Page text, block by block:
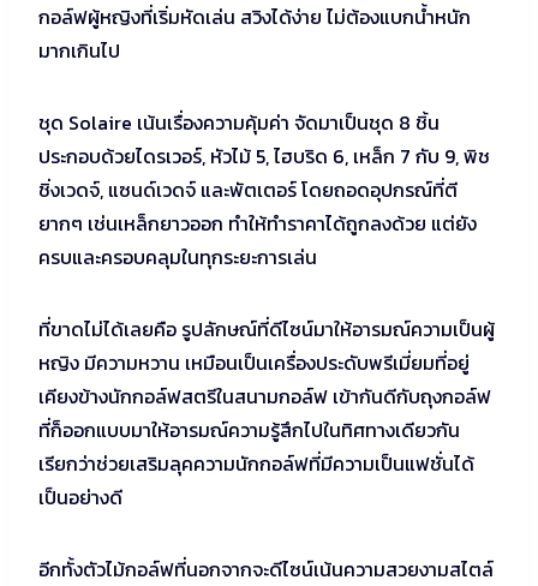
กอล์ฟผู้หญิงที่เริ่มหัดเล่น สวิงได้ง่าย ไม่ต้องแบกน้ำหนัก
มากเกินไป
ชุด Solaire เน้นเรื่องความคุ้มค่า จัดมาเป็นชุด 8 ชิ้น
ประกอบด้วยไดรเวอร์, หัวไม้ 5, ไฮบริด 6, เหล็ก 7 กับ 9, พิช
ชิ่งเวดจ์, แซนด์เวดจ์ และพัตเตอร์ โดยถอดอุปกรณ์ที่ตี
ยากๆ เช่นเหล็กยาวออก ทำให้ทำราคาได้ถูกลงด้วย แต่ยัง
ครบและครอบคลุมในทุกระยะการเล่น
ที่ขาดไม่ได้เลยคือ รูปลักษณ์ที่ดีไซน์มาให้อารมณ์ความเป็นผู้
หญิง มีความหวาน เหมือนเป็นเครื่องประดับพรีเมี่ยมที่อยู่
เคียงข้างนักกอล์ฟสตรีในสนามกอล์ฟ เข้ากันดีกับถุงกอล์ฟ
ที่ก็ออกแบบมาให้อารมณ์ความรู้สึกไปในทิศทางเดียวกัน
เรียกว่าช่วยเสริมลุคความนักกอล์ฟที่มีความเป็นแฟชั่นได้
เป็นอย่างดี
อีกทั้งตัวไม้กอล์ฟที่นอกจากจะดีไซน์เน้นความสวยงามสไตล์